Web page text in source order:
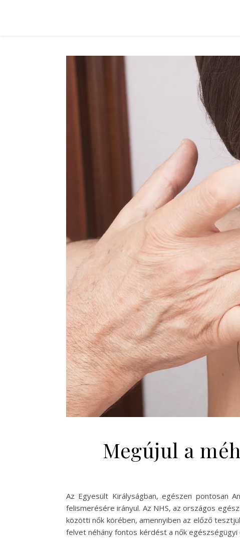
Megújul a
Az Egyesült Királyságban, egészen pontosan
felismerésére irányul. Az NHS, az országos
közötti nők körében, amennyiben az előző
felvet néhány fontos kérdést a nők